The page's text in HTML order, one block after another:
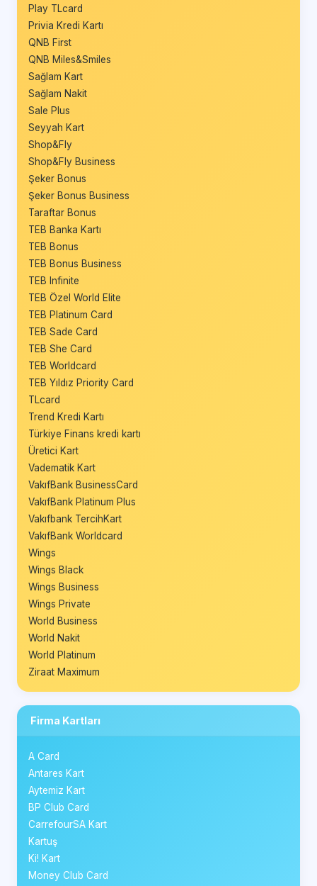
Play TLcard
Privia Kredi Kartı
QNB First
QNB Miles&Smiles
Sağlam Kart
Sağlam Nakit
Sale Plus
Seyyah Kart
Shop&Fly
Shop&Fly Business
Şeker Bonus
Şeker Bonus Business
Taraftar Bonus
TEB Banka Kartı
TEB Bonus
TEB Bonus Business
TEB Infinite
TEB Özel World Elite
TEB Platinum Card
TEB Sade Card
TEB She Card
TEB Worldcard
TEB Yıldız Priority Card
TLcard
Trend Kredi Kartı
Türkiye Finans kredi kartı
Üretici Kart
Vadematik Kart
VakıfBank BusinessCard
VakıfBank Platinum Plus
Vakıfbank TercihKart
VakıfBank Worldcard
Wings
Wings Black
Wings Business
Wings Private
World Business
World Nakit
World Platinum
Ziraat Maximum
Firma Kartları
A Card
Antares Kart
Aytemiz Kart
BP Club Card
CarrefourSA Kart
Kartuş
Ki! Kart
Money Club Card